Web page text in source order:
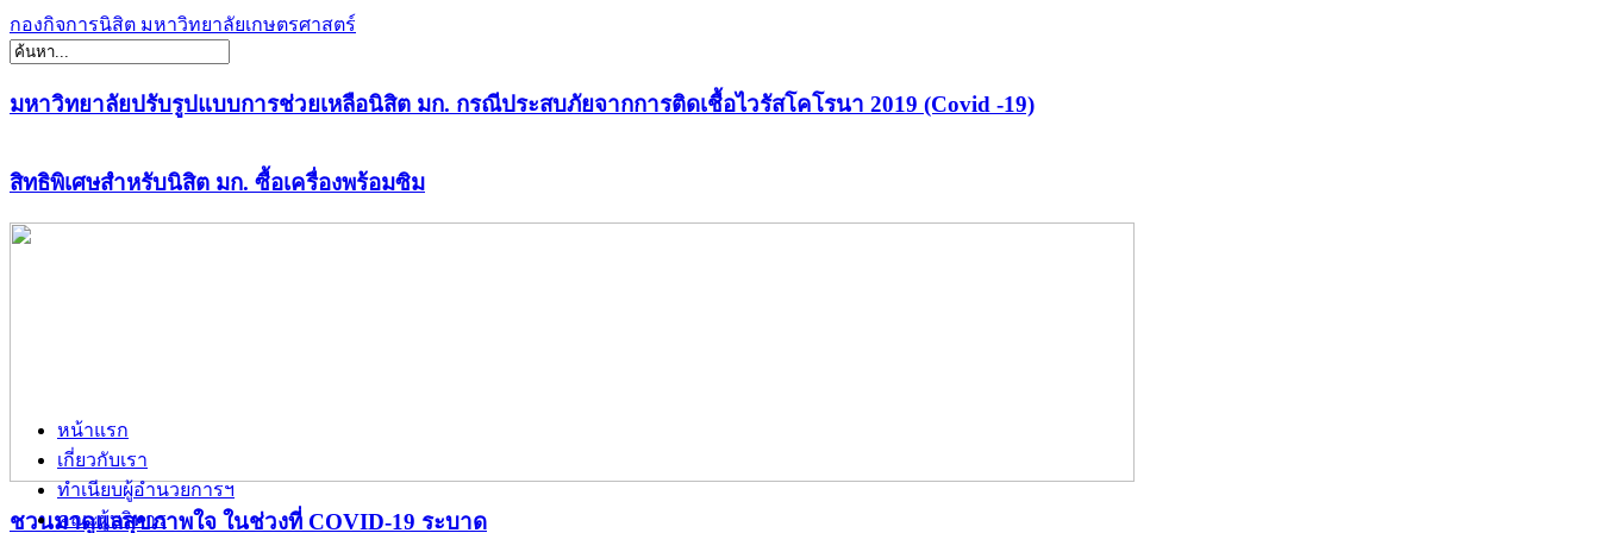
กองกิจการนิสิต มหาวิทยาลัยเกษตรศาสตร์
มหาวิทยาลัยปรับรูปแบบการช่วยเหลือนิสิต มก. กรณีประสบภัยจากการติดเชื้อไวรัสโคโรนา 2019 (Covid -19)
สิทธิพิเศษสำหรับนิสิต มก. ซื้อเครื่องพร้อมซิม
ชวนมาดูแลสุขภาพใจ ในช่วงที่ COVID-19 ระบาด
หน้าแรก
เกี่ยวกับเรา
ทำเนียบผู้อำนวยการฯ
คณะผู้บริหาร